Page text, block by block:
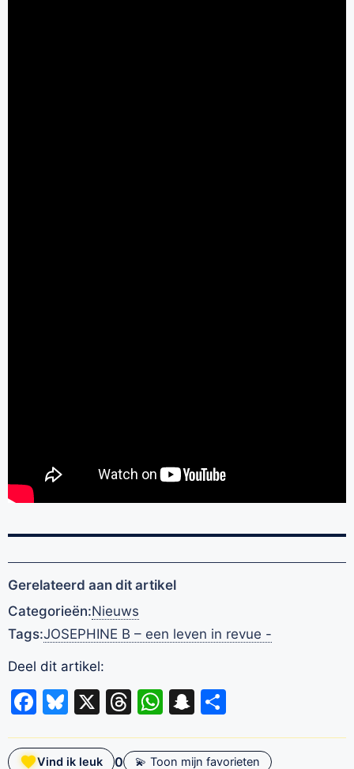
Gerelateerd aan dit artikel
Categorieën:Nieuws
Tags:JOSEPHINE B – een leven in revue -
Deel dit artikel:
Facebook
Bluesky
X Threads
WhatsApp
Snapchat
Vind ik leuk 0 💫 Toon mijn favorieten